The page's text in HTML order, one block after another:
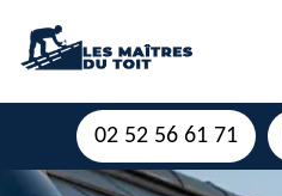
02 52 56 61 71